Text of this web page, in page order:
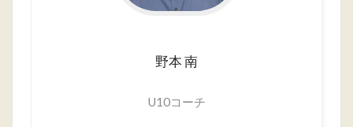
野本南
U10コーチ